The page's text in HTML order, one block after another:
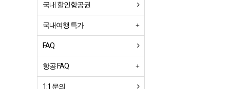
국내 할인항공권
국내여행 특가
FAQ
항공 FAQ
1:1 문의